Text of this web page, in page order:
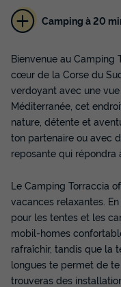
CHALET 4
19m² (1
(M/S) 2/4 pers
Annulation gratuite
Surface
19m²
Terrasse semi-couverte
Barbecue
Cafetière
+ 2
Camping à 20
Bienvenue au Camping
cœur de la Corse du
verdoyant avec une
Méditerranée, cet
nature, détente et
ton partenaire ou avec
reposante qui répondra
Le Camping Torraccia
vacances relaxantes.
pour les tentes et les
mobil-homes
rafraîchir, tandis que la
longues te permet de
trouveras des